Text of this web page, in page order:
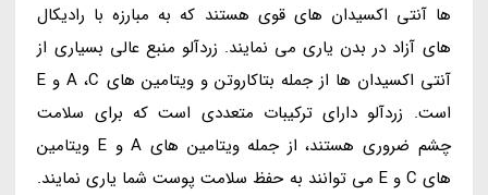
ها آنتی اکسیدان های قوی هستند که به مبارزه با رادیکال
های آزاد در بدن یاری می نمایند. زردآلو منبع عالی بسیاری از
آنتی اکسیدان ها از جمله بتاکاروتن و ویتامین های A ،C و E
است. زردآلو دارای ترکیبات متعددی است که برای سلامت
چشم ضروری هستند، از جمله ویتامین های A و E ویتامین
های C و E می توانند به حفظ سلامت پوست شما یاری نمایند.